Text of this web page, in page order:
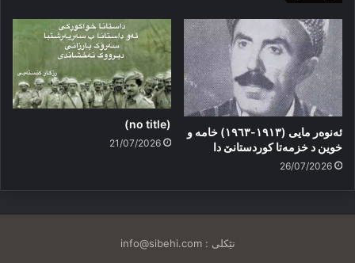
ئەنوەر مایی (١٩١٣-١٩٦٣) خامە و
خوین د خزمەتا کوردستانێ دا
26/07/2026
(no title)
21/07/2026
تێکلی :info@sibehi.com